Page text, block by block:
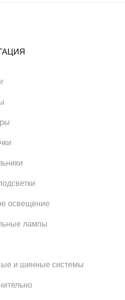
освещение
лампы
и шинные системы